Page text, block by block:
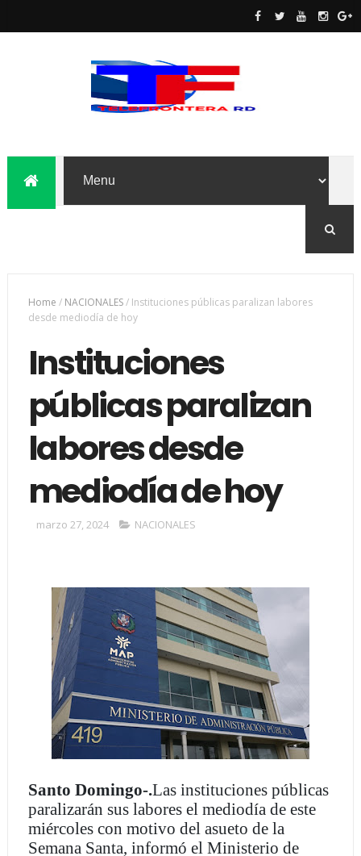
Home / NACIONALES/ Instituciones públicas paralizan labores
desde mediodía de hoy
Instituciones
públicas paralizan
labores desde
mediodía de hoy
marzo 27, 2024 NACIONALES
Santo Domingo-.Las instituciones públicas
paralizarán sus labores el mediodía de este
miércoles con motivo del asueto de la
Semana Santa, informó el Ministerio de